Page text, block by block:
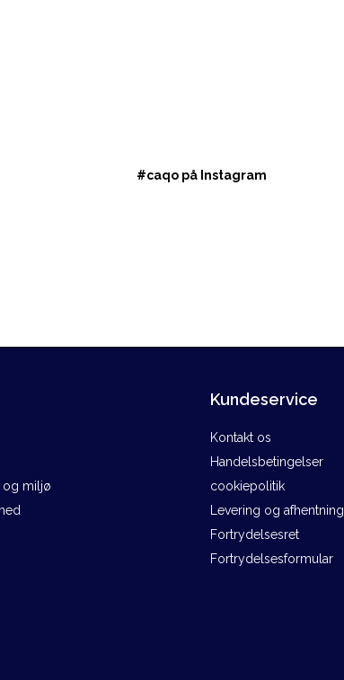
#caqo på Instagram
miljø
Kundeservice
Kontakt os
Handelsbetingelser
cookiepolitik
Levering og afhentning
Fortrydelsesret
Fortrydelsesformular